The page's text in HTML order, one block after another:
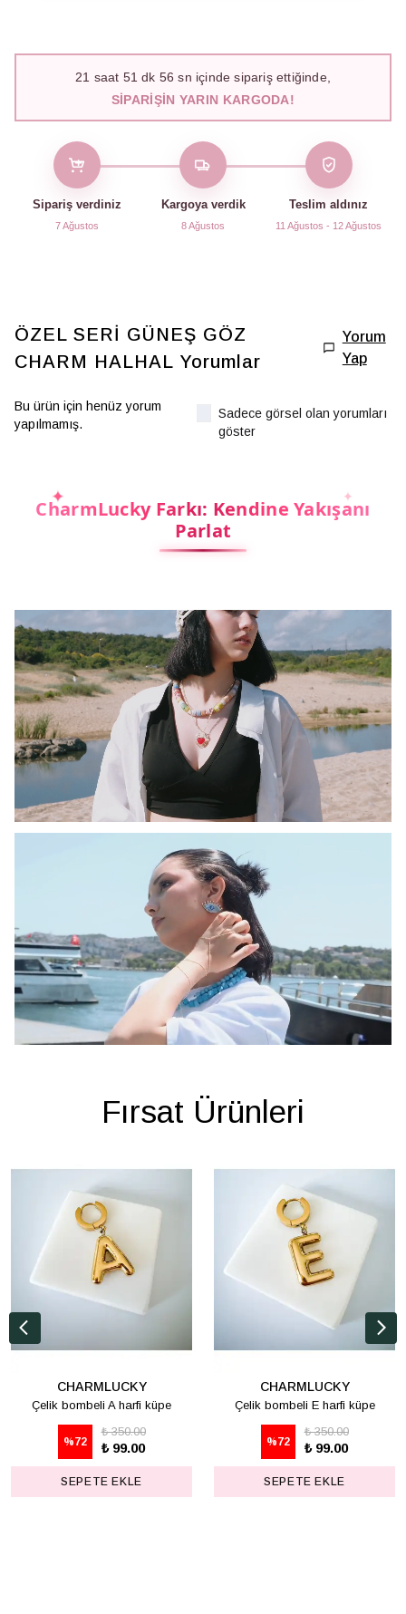
21 saat 51 dk 55 sn içinde sipariş ettiğinde,
SIPARIŞIN YARIN KARGODA!
Sipariş verdiniz
7 Ağustos
Kargoya verdik
8 Ağustos
Teslim aldınız
11 Ağustos - 12 Ağustos
ÖZEL SERİ GÜNEŞ GÖZ
CHARM HALHAL Yorumlar
Yorum
Yap
Bu ürün için henüz yorum
yapılmamış.
Sadece görsel olan yorumları
göster
CharmLucky Farkı: Kendine Yakışanı
Parlat
Fırsat Ürünleri
CHARMLUCKY
Çelik bombeli A harfi küpe
%72
₺ 350.00
₺ 99.00
SEPETE EKLE
CHARMLUCKY
Çelik bombeli E harfi küpe
%72
₺ 350.00
₺ 99.00
SEPETE EKLE